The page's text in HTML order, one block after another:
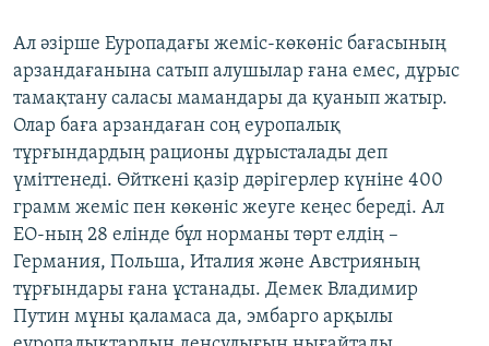
Ал әзірше Еуропадағы жеміс-көкөніс бағасының
арзандағанына сатып алушылар ғана емес, дұрыс
тамақтану саласы мамандары да қуанып жатыр.
Олар баға арзандаған соң еуропалық
тұрғындардың рационы дұрысталады деп
үміттенеді. Өйткені қазір дәрігерлер күніне 400
грамм жеміс пен көкөніс жеуге кеңес береді. Ал
ЕО-ның 28 елінде бұл норманы төрт елдің –
Германия, Польша, Италия және Австрияның
тұрғындары ғана ұстанады. Демек Владимир
Путин мұны қаламаса да, эмбарго арқылы